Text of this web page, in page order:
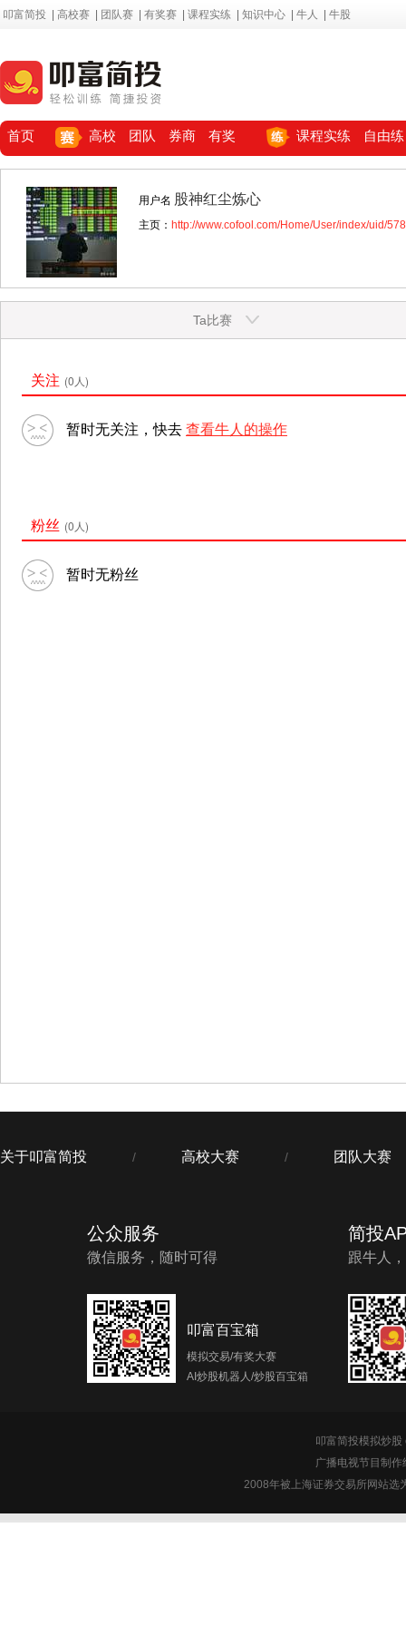
叩富简投 高校赛 团队赛 有奖赛 课程实练 知识中心 牛人 牛股
首页 高校 团队 券商 有奖 课程实练 自由练
用户名 股神红尘炼心
主页： http://www.cofool.com/Home/User/index/uid/
Ta比赛
关注 (0人)
暂时无关注，快去 查看牛人的操作
粉丝 (0人)
暂时无粉丝
关于叩富简投 / 高校大赛 / 团队大赛
公众服务
微信服务，随时可得
叩富百宝箱
模拟交易/有奖大赛
AI炒股机器人/炒股百宝箱
简投
跟牛人
叩富简投模拟炒
广播电视节目制
2008年被上海证券交易所网站选